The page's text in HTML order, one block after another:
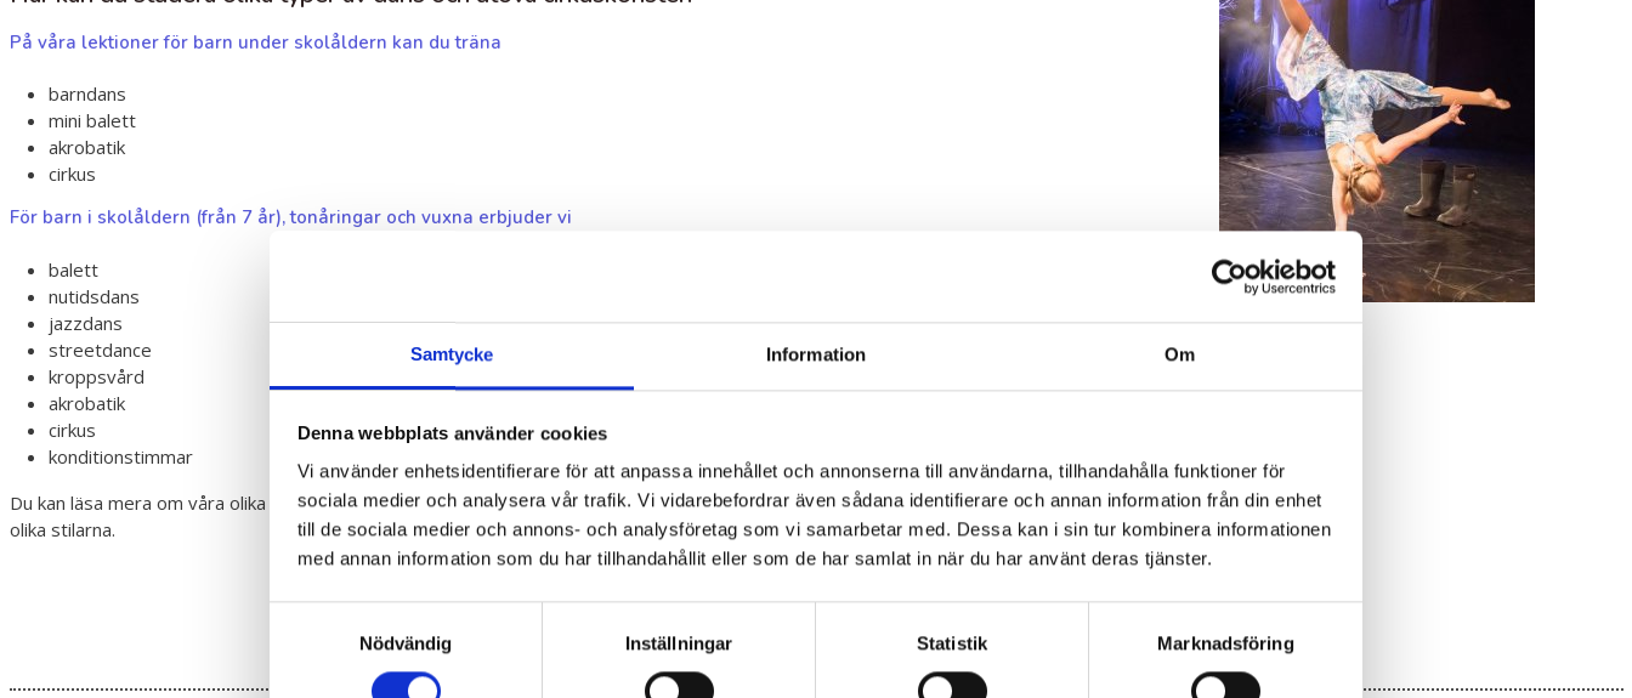
Samtycke Information Om
Denna webbplats använder cookies
Vi använder enhetsidentifierare för att anpassa innehållet och annonserna till användarna, tillhandahålla funktioner för
sociala medier och analysera vår trafik. Vi vidarebefordrar även sådana identifierare och annan information från din enhet
till de sociala medier och annons- och analysföretag som vi samarbetar med. Dessa kan i sin tur kombinera informationen
med annan information som du har tillhandahållit eller som de har samlat in när du har använt deras tjänster.
Nödvändig
Inställningar Statistik Marknadsföring
På våra lektioner för barn under skolåldern kan du träna
barndans
mini balett
akrobatik
cirkus
För barn i skolåldern (från 7 år), tonåringar och vuxna erbjuder vi
balett
nutidsdans
jazzdans
streetdance
kroppsvård
akrobatik
cirkus
konditionstimmar
Du kan läsa mera om våra olika stilar här:https://www.hurjapiruetti.com/sv/dansgrenareller kontakta oss om du vill veta mer om de
olika stilarna.